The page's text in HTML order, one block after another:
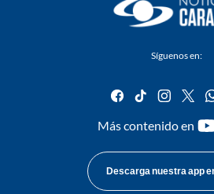
Síguenos en:
facebook
tiktok
Más contenido en
Descarga nuestra app